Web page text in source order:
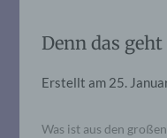
Denn das
Erstellt am 25.
Was ist aus den